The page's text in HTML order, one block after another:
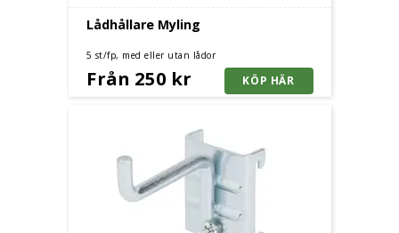
Lådhållare Myling
5 st/fp, med eller utan lådor
Från 250 kr